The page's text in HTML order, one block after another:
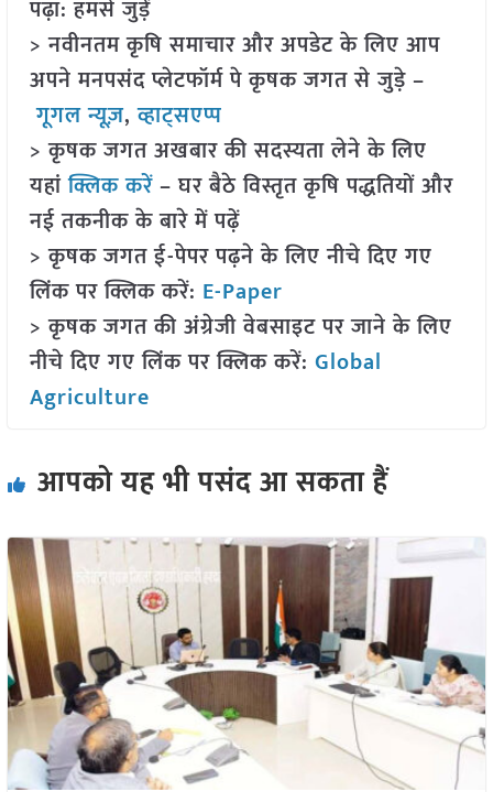
पढ़ा: हमसे जुड़ें
> नवीनतम कृषि समाचार और अपडेट के लिए आप
अपने मनपसंद प्लेटफॉर्म पे कृषक जगत से जुड़े –
गूगल न्यूज़,व्हाट्सएप्प
> कृषक जगत अखबार की सदस्यता लेने के लिए
यहांक्लिक करें– घर बैठे विस्तृत कृषि पद्धतियों और
नई तकनीक के बारे में पढ़ें
> कृषक जगत ई-पेपर पढ़ने के लिए नीचे दिए गए
लिंक पर क्लिक करें: E-Paper
> कृषक जगत की अंग्रेजी वेबसाइट पर जाने के लिए
नीचे दिए गए लिंक पर क्लिक करें: Global
Agriculture
आपको यह भी पसंद आ सकता हैं